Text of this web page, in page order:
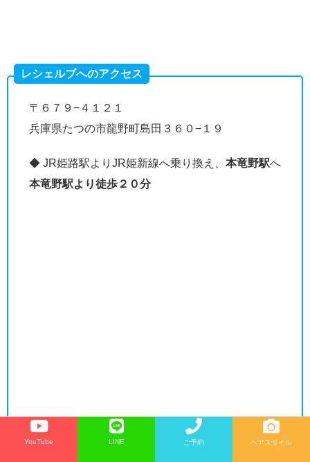
レシェルブへのアクセス
〒６７９−４１２１
兵庫県たつの市龍野町島田３６０−１９
◆ JR姫路駅よりJR姫新線へ乗り換え、 本竜野駅へ
本竜野駅より徒歩２０分
YouTube LINE ご予約 ヘアスタイル